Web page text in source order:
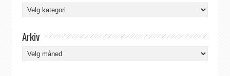
Kategorier
Arkiv
Arkiv